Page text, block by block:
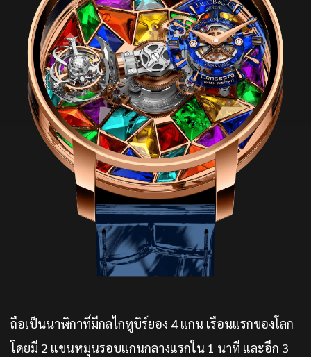
ถือเป็นนาฬิกาที่มีกลไกทูบิร์ยอง 4 แกน เรือนแรกของโลก
โดยมี 2 แขนหมุนรอบแกนกลางแรกใน 1 นาที และอีก 3